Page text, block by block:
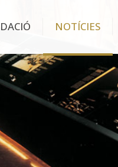
NOTÍCIES